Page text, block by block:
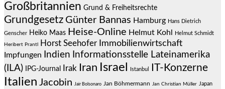
Großbritannien Grund & Freiheitsrechte
Grundgesetz Günter Bannas Hamburg Hans Dietrich
Genscher Heiko Maas Heise-Online Helmut Kohl Helmut Schmidt
Heribert Prantl Horst Seehofer Immobilienwirtschaft
Impfungen Indien Informationsstelle Lateinamerika
(ILA)
IPG-Journal Irak Iran Israel Istanbul IT-Konzerne
Italien Jacobin Jair Bolsonaro Jan Böhmermann Jan Christian Müller Japan